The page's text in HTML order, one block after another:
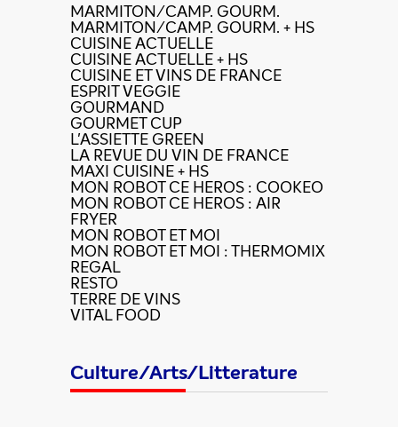
MARMITON/CAMP. GOURM.
MARMITON/CAMP. GOURM. + HS
CUISINE ACTUELLE
CUISINE ACTUELLE + HS
CUISINE ET VINS DE FRANCE
ESPRIT VEGGIE
GOURMAND
GOURMET CUP
L'ASSIETTE GREEN
LA REVUE DU VIN DE FRANCE
MAXI CUISINE + HS
MON ROBOT CE HEROS : COOKEO
MON ROBOT CE HEROS : AIR
FRYER
MON ROBOT ET MOI
MON ROBOT ET MOI : THERMOMIX
REGAL
RESTO
TERRE DE VINS
VITAL FOOD
Culture/Arts/Litterature